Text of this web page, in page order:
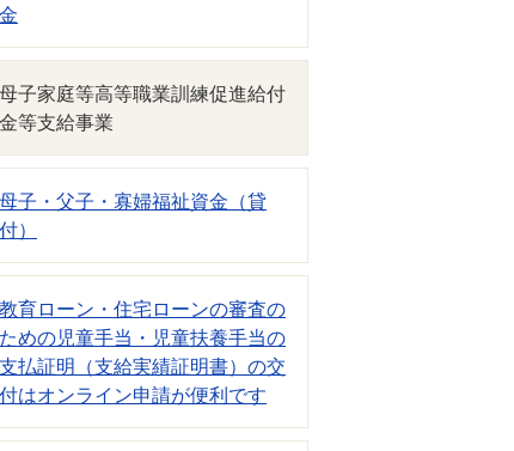
金
母子家庭等高等職業訓練促進給付
金等支給事業
母子・父子・寡婦福祉資金（貸
付）
教育ローン・住宅ローンの審査の
ための児童手当・児童扶養手当の
支払証明（支給実績証明書）の交
付はオンライン申請が便利です